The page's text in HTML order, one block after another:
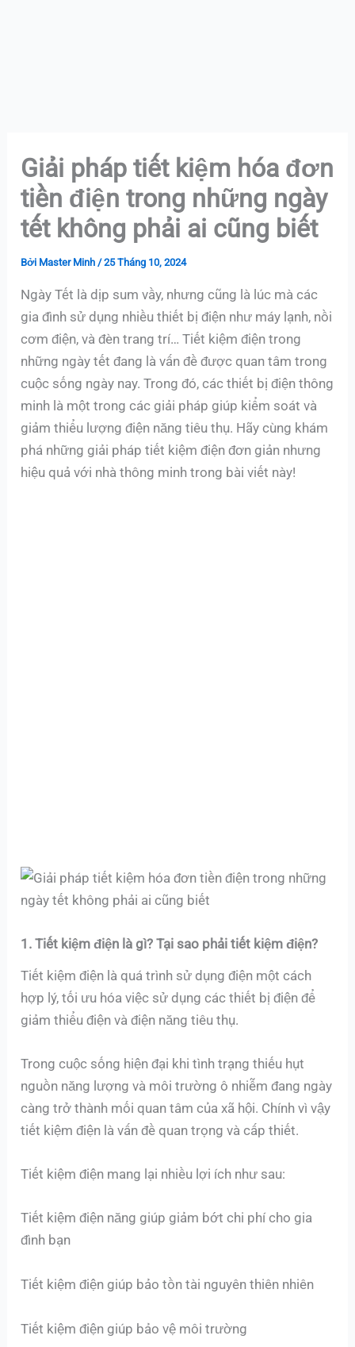
Giải pháp tiết kiệm hóa đơn
tiền điện trong những ngày
tết không phải ai cũng biết
Bởi Master Minh /25 Tháng 10, 2024
Ngày Tết là dịp sum vầy, nhưng cũng là lúc mà các
gia đình sử dụng nhiều thiết bị điện như máy lạnh, nồi
cơm điện, và đèn trang trí… Tiết kiệm điện trong
những ngày tết đang là vấn đề được quan tâm trong
cuộc sống ngày nay. Trong đó, các thiết bị điện thông
minh là một trong các giải pháp giúp kiểm soát và
giảm thiểu lượng điện năng tiêu thụ. Hãy cùng khám
phá những giải pháp tiết kiệm điện đơn giản nhưng
hiệu quả với nhà thông minh trong bài viết này!
1. Tiết kiệm điện là gì? Tại sao phải tiết kiệm điện?
Tiết kiệm điện là quá trình sử dụng điện một cách
hợp lý, tối ưu hóa việc sử dụng các thiết bị điện để
giảm thiểu điện và điện năng tiêu thụ.
Trong cuộc sống hiện đại khi tình trạng thiếu hụt
nguồn năng lượng và môi trường ô nhiễm đang ngày
càng trở thành mối quan tâm của xã hội. Chính vì vậy
tiết kiệm điện là vấn đề quan trọng và cấp thiết.
Tiết kiệm điện mang lại nhiều lợi ích như sau:
Tiết kiệm điện năng giúp giảm bớt chi phí cho gia
đình bạn
Tiết kiệm điện giúp bảo tồn tài nguyên thiên nhiên
Tiết kiệm điện giúp bảo vệ môi trường